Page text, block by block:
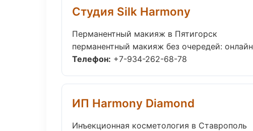
Студия Silk Harmony
Перманентный макияж в Пятигорск
перманентный макияж без очередей:
Телефон: +7-934-262-68-78
ИП Harmony Diamond
Инъекционная косметология в Ставрополь